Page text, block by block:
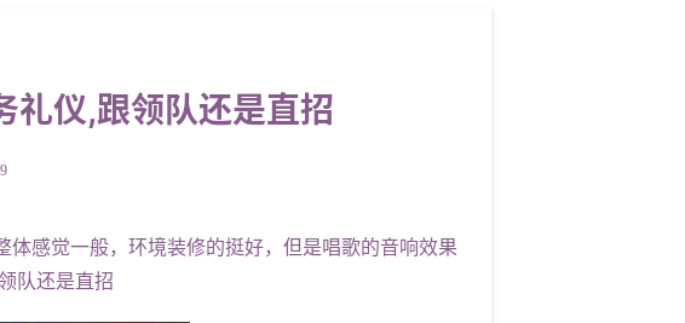
礼仪,跟领队还是直招
感觉一般，环境装修的挺好，但是唱歌的音响效果
队还是直招